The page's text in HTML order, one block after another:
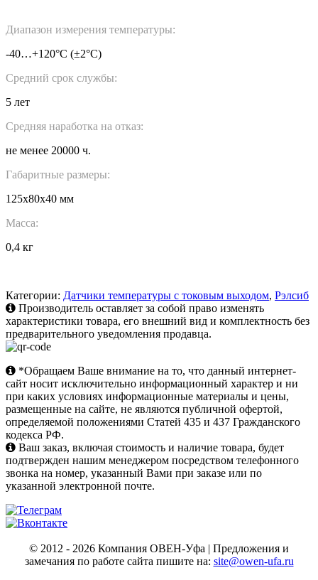
Диапазон измерения температуры:
-40…+120°С (±2°С)
Средний срок службы:
5 лет
Средняя наработка на отказ:
не менее 20000 ч.
Габаритные размеры:
125х80х40 мм
Масса:
0,4 кг
Категории: Датчики температуры с токовым выходом, Рэлсиб
Производитель оставляет за собой право изменять
характеристики товара, его внешний вид и комплектность без
предварительного уведомления продавца.
*Обращаем Ваше внимание на то, что данный интернет-
сайт носит исключительно информационный характер и ни
при каких условиях информационные материалы и цены,
размещенные на сайте, не являются публичной офертой,
определяемой положениями Статей 435 и 437 Гражданского
кодекса РФ.
Ваш заказ, включая стоимость и наличие товара, будет
подтвержден нашим менеджером посредством телефонного
звонка на номер, указанный Вами при заказе или по
указанной электронной почте.
© 2012 - 2026 Компания ОВЕН-Уфа | Предложения и
замечания по работе сайта пишите на: site@owen-ufa.ru